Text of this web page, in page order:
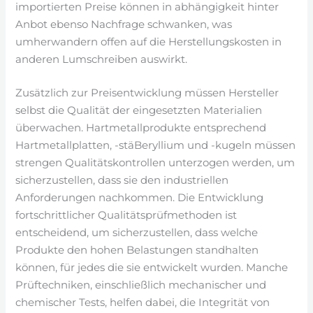
importierten Preise können in abhängigkeit hinter
Anbot ebenso Nachfrage schwanken, was
umherwandern offen auf die Herstellungskosten in
anderen Lumschreiben auswirkt.
Zusätzlich zur Preisentwicklung müssen Hersteller
selbst die Qualität der eingesetzten Materialien
überwachen. Hartmetallprodukte entsprechend
Hartmetallplatten, -stäBeryllium und -kugeln müssen
strengen Qualitätskontrollen unterzogen werden, um
sicherzustellen, dass sie den industriellen
Anforderungen nachkommen. Die Entwicklung
fortschrittlicher Qualitätsprüfmethoden ist
entscheidend, um sicherzustellen, dass welche
Produkte den hohen Belastungen standhalten
können, für jedes die sie entwickelt wurden. Manche
Prüftechniken, einschließlich mechanischer und
chemischer Tests, helfen dabei, die Integrität von